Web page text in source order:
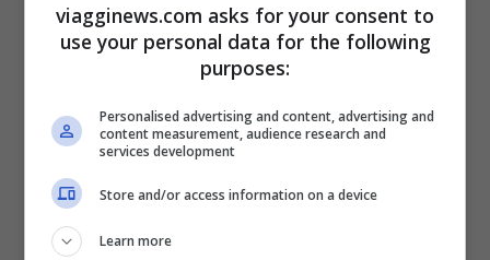
Beautiful, anticipazioni USA: Il lato diabolico di Luna
(Credits: Mediaset Infinity) – viagginews.com
Una personalità controversa, oltre che
viagginews.com asks for your consent to
use your personal data for the following
purposes:
Personalised advertising and content, advertising and
content measurement, audience research and
services development
Store and/or access information on a device
Learn more